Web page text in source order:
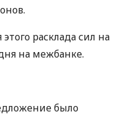
расклада сил на
на межбанке.
было